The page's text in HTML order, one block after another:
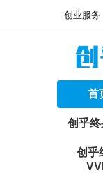
创业服务
首
创乎
创乎